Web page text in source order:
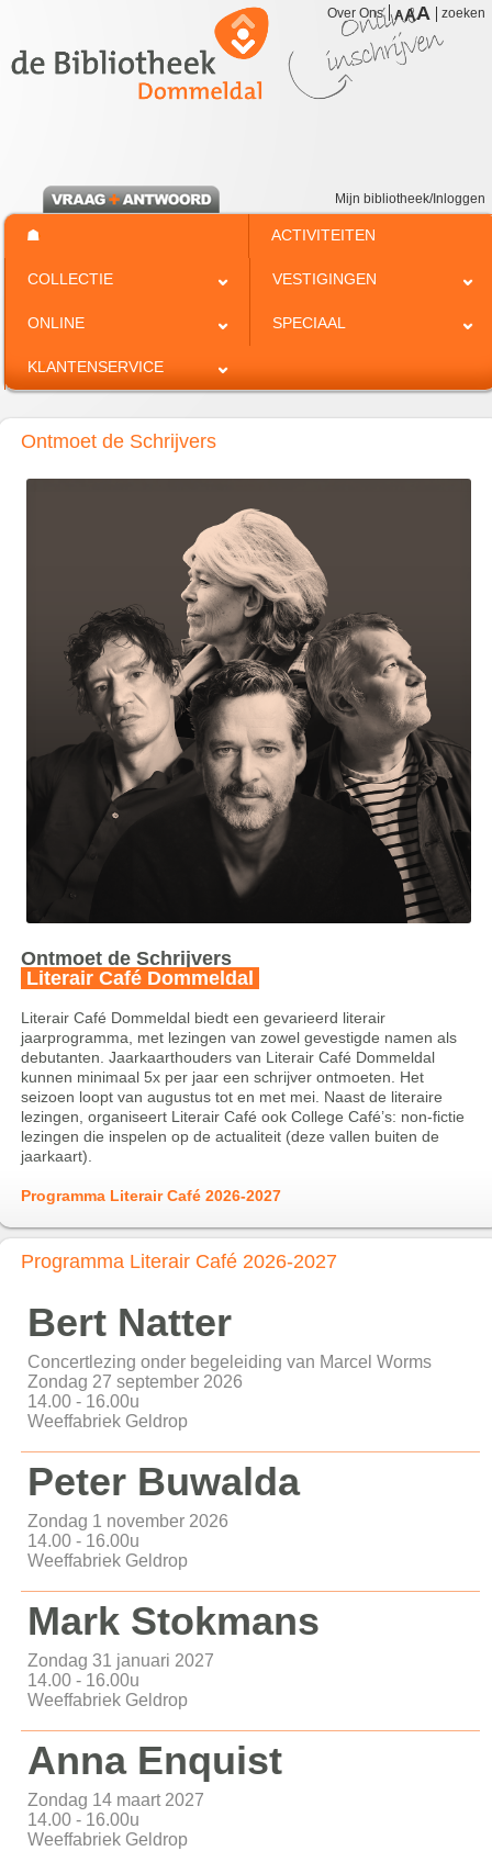
Over Ons AAA zoeken
Mijn bibliotheek/Inloggen
☗ ACTIVITEITEN
COLLECTIE VESTIGINGEN
ONLINE SPECIAAL
KLANTENSERVICE
Ontmoet de Schrijvers
Ontmoet de Schrijvers
Literair Café Dommeldal
Literair Café Dommeldal biedt een gevarieerd literair
jaarprogramma, met lezingen van zowel gevestigde namen als
debutanten. Jaarkaarthouders van Literair Café Dommeldal
kunnen minimaal 5x per jaar een schrijver ontmoeten. Het
seizoen loopt van augustus tot en met mei. Naast de literaire
lezingen, organiseert Literair Café ook College Café’s: non-fictie
lezingen die inspelen op de actualiteit (deze vallen buiten de
jaarkaart).
Programma Literair Café 2026-2027
Programma Literair Café 2026-2027
Bert Natter
Concertlezing onder begeleiding van Marcel Worms
Zondag 27 september 2026
14.00 - 16.00u
Weeffabriek Geldrop
Peter Buwalda
Zondag 1 november 2026
14.00 - 16.00u
Weeffabriek Geldrop
Mark Stokmans
Zondag 31 januari 2027
14.00 - 16.00u
Weeffabriek Geldrop
Anna Enquist
Zondag 14 maart 2027
14.00 - 16.00u
Weeffabriek Geldrop